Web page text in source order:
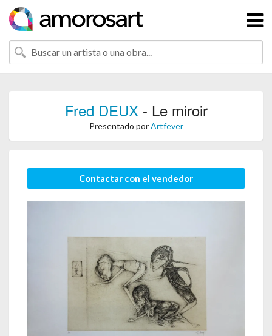
Fred DEUX- Le miroir
Presentado porArtfever
Contactar con el vendedor